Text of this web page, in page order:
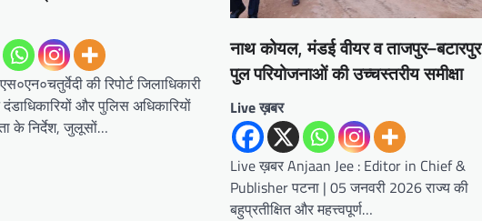
की रिपोर्ट जिलाधिकारी
और पुलिस अधिकारियों
के निर्देश, जुलूसों…
नाथ कोयल, मंडई वीयर व ताजपुर–बटारपुर
पुल परियोजनाओं की उच्चस्तरीय समीक्षा
Live ख़बर
Live ख़बर Anjaan Jee : Editor in Chief &
Publisher पटना | 05 जनवरी 2026 राज्य की
बहुप्रतीक्षित और महत्त्वपूर्ण…